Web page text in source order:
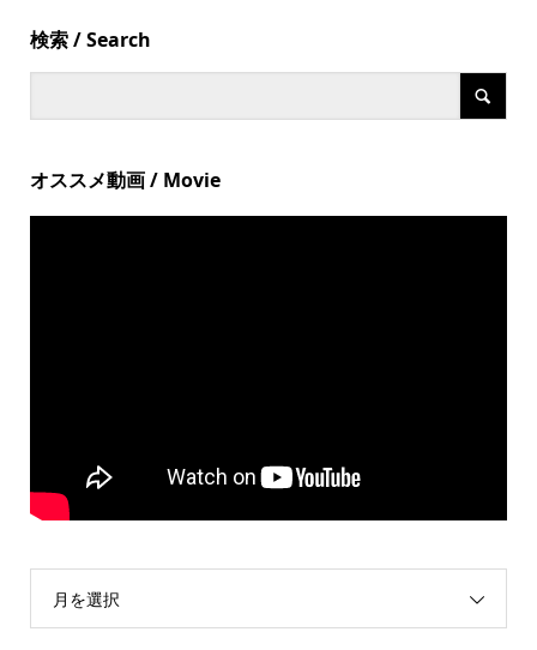
検索 / Search
オススメ動画 / Movie
月を選択